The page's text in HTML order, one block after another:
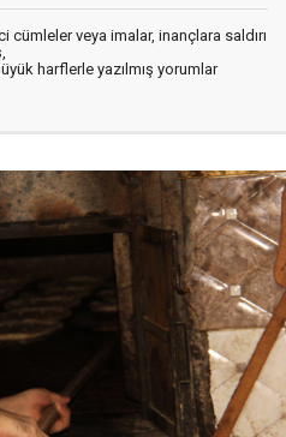
cümleler veya imalar, inançlara saldırı
harflerle yazılmış yorumlar